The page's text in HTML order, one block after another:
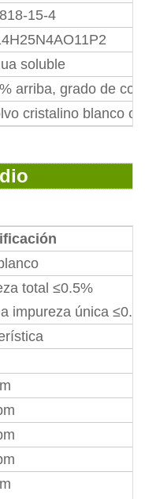
15-4
soluble
arriba, grado de
cristalino blanco o
total ≤0.5%
impureza única